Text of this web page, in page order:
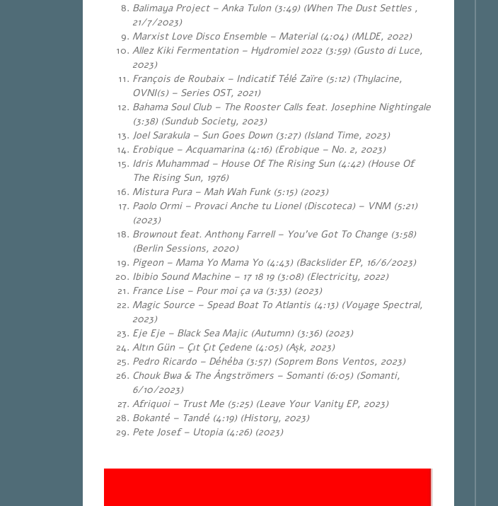
Balimaya Project – Anka Tulon (3:49)(When The Dust Settles ,
21/7/2023)
Marxist Love Disco Ensemble – Material (4:04) (MLDE, 2022)
Allez Kiki Fermentation – Hydromiel 2022 (3:59) (Gusto di Luce,
2023)
François de Roubaix – Indicatif Télé Zaïre (5:12) (Thylacine,
OVNI(s) – Series OST, 2021)
Bahama Soul Club – The Rooster Calls feat. Josephine Nightingale
(3:38) (Sundub Society, 2023)
Joel Sarakula – Sun Goes Down (3:27) (Island Time, 2023)
Erobique – Acquamarina (4:16) (Erobique – No. 2, 2023)
Idris Muhammad – House Of The Rising Sun (4:42) (House Of
The Rising Sun, 1976)
Mistura Pura – Mah Wah Funk (5:15) (2023)
Paolo Ormi – Provaci Anche tu Lionel (Discoteca) – VNM (5:21)
(2023)
Brownout feat. Anthony Farrell – You’ve Got To Change (3:58)
(Berlin Sessions, 2020)
Pigeon – Mama Yo Mama Yo (4:43) (Backslider EP, 16/6/2023)
Ibibio Sound Machine – 17 18 19 (3:08) (Electricity, 2022)
France Lise – Pour moi ça va (3:33) (2023)
Magic Source – Spead Boat To Atlantis (4:13) (Voyage Spectral,
2023)
Eje Eje – Black Sea Majic (Autumn) (3:36)(2023)
Altın Gün – Çıt Çıt Çedene (4:05) (Aşk, 2023)
Pedro Ricardo – Déhéba (3:57) (Soprem Bons Ventos, 2023)
Chouk Bwa & The Ångströmers – Somanti (6:05) (Somanti,
6/10/2023)
Afriquoi – Trust Me (5:25) (Leave Your Vanity EP, 2023)
Bokanté – Tandé (4:19) (History, 2023)
Pete Josef – Utopia (4:26) (2023)